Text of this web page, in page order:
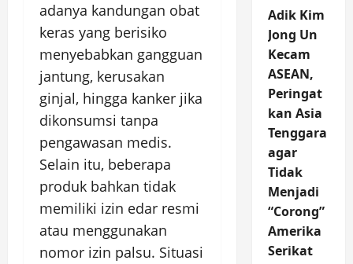
adanya kandungan obat
keras yang berisiko
menyebabkan gangguan
jantung, kerusakan
ginjal, hingga kanker jika
dikonsumsi tanpa
pengawasan medis.
Selain itu, beberapa
produk bahkan tidak
memiliki izin edar resmi
atau menggunakan
nomor izin palsu. Situasi
Adik Kim
Jong Un
Kecam
ASEAN,
Peringat
kan Asia
Tenggara
agar
Tidak
Menjadi
“Corong”
Amerika
Serikat